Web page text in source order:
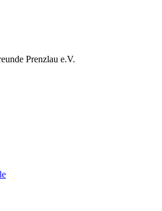
Prenzlau e.V.